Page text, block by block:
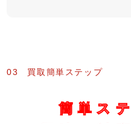
03 買取簡単ステップ
簡単ス